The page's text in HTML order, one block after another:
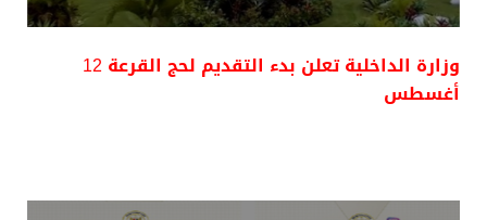
وزارة الداخلية تعلن بدء التقديم لحج القرعة 12
أغسطس